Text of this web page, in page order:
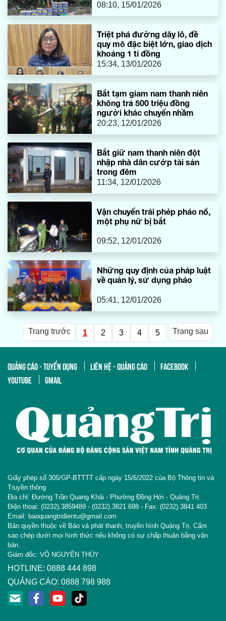
08:10, 15/01/2026
Triệt phá đường dây lô, đề
quy mô đặc biệt lớn, giao dịch
khoảng 1 tỉ đồng
15:34, 13/01/2026
Bắt tạm giam nam thanh niên
không trả 500 triệu đồng
người khác chuyển nhầm
20:23, 12/01/2026
Bắt giữ nam thanh niên đột
nhập nhà dân cướp tài sản
trong đêm
11:34, 12/01/2026
Vận chuyển trái phép pháo nổ,
một phụ nữ bị bắt
09:52, 12/01/2026
Những quy định của pháp luật
về quản lý, sử dụng pháo
05:41, 12/01/2026
Trang trước 1 2 3 4 5 Trang sau
QUẢNG CÁO - TUYỂN DỤNG LIÊN HỆ - QUẢNG CÁO
FACEBOOK
YOUTUBE
GMAIL
Giấy phép số 305/GP-BTTTT cấp ngày 15/6/2022 của Bộ Thông tin và
Truyền thông
Địa chỉ: Đường Trần Quang Khải - Phường Đồng Hới - Quảng Trị.
Điện thoại: (0232).3859489 - (0232).3821 698 - Fax: (0232).3841 403
Email: baoquangtridientu@gmail.com
Bản quyền thuộc về Báo và phát thanh, truyền hình Quảng Trị. Cấm
sao chép dưới mọi hình thức nếu không có sự chấp thuận bằng văn
bản.
Giám đốc: VÕ NGUYÊN THỦY
HOTLINE: 0888 444 898
QUẢNG CÁO: 0888 798 988